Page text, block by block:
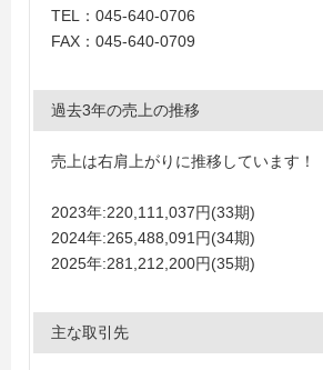
TEL：045-640-0706
FAX：045-640-0709
過去3年の売上の推移
売上は右肩上がりに推移しています！
2023年:220,111,037円(33期)
2024年:265,488,091円(34期)
2025年:281,212,200円(35期)
主な取引先